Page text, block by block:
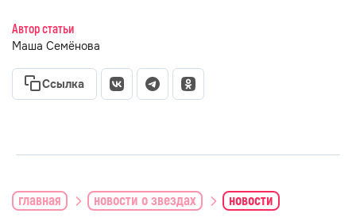
Автор статьи
Маша Семёнова
Ссылка
главная новости о звездах новости